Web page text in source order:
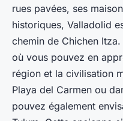
rues pavées, ses
historiques, Valladolid
chemin de Chichen
où vous pouvez en
région et la civilisation
Playa del Carmen ou
pouvez également